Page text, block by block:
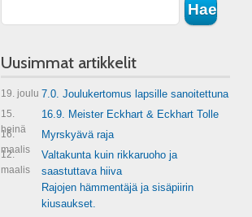
Uusimmat artikkelit
19. joulu 7.0. Joulukertomus lapsille sanoitettuna
15.
heinä
16.9. Meister Eckhart & Eckhart Tolle
16.
maalis
Myrskyävä raja
12.
maalis
Valtakunta kuin rikkaruoho ja
saastuttava hiiva
Rajojen hämmentäjä ja sisäpiirin
kiusaukset.